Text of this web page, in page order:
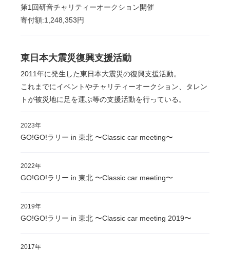
第1回研音チャリティーオークション開催
寄付額:1,248,353円
東日本大震災復興支援活動
2011年に発生した東日本大震災の復興支援活動。
これまでにイベントやチャリティーオークション、タレン
トが被災地に足を運ぶ等の支援活動を行っている。
2023年
GO!GO!ラリー in 東北 〜Classic car meeting〜
2022年
GO!GO!ラリー in 東北 〜Classic car meeting〜
2019年
GO!GO!ラリー in 東北 〜Classic car meeting 2019〜
2017年